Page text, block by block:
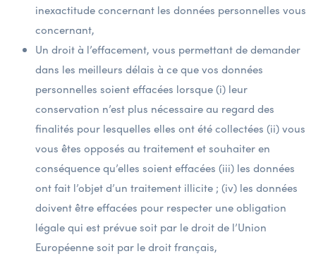
inexactitude concernant les données personnelles vous
concernant,
Un droit à l’effacement, vous permettant de demander
dans les meilleurs délais à ce que vos données
personnelles soient effacées lorsque (i) leur
conservation n’est plus nécessaire au regard des
finalités pour lesquelles elles ont été collectées (ii) vous
vous êtes opposés au traitement et souhaiter en
conséquence qu’elles soient effacées (iii) les données
ont fait l’objet d’un traitement illicite ; (iv) les données
doivent être effacées pour respecter une obligation
légale qui est prévue soit par le droit de l’Union
Européenne soit par le droit français,